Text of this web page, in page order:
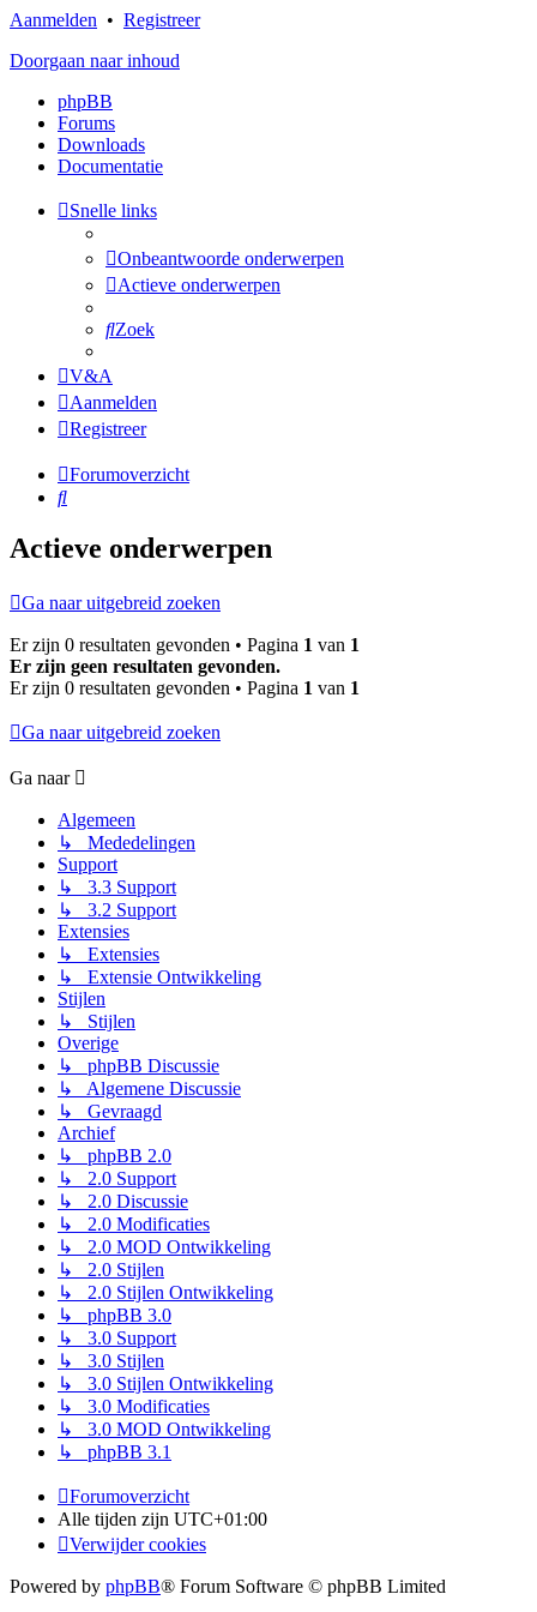
Aanmelden • Registreer
Doorgaan naar inhoud
phpBB
Forums
Downloads
Documentatie
Snelle links
Onbeantwoorde onderwerpen
Actieve onderwerpen
Zoek
V&A
Aanmelden
Registreer
Forumoverzicht
Zoek
Actieve onderwerpen
Ga naar uitgebreid zoeken
Er zijn 0 resultaten gevonden • Pagina 1 van 1
Er zijn geen resultaten gevonden.
Er zijn 0 resultaten gevonden • Pagina 1 van 1
Ga naar uitgebreid zoeken
Ga naar
Algemeen
↳ Mededelingen
Support
↳ 3.3 Support
↳ 3.2 Support
Extensies
↳ Extensies
↳ Extensie Ontwikkeling
Stijlen
↳ Stijlen
Overige
↳ phpBB Discussie
↳ Algemene Discussie
↳ Gevraagd
Archief
↳ phpBB 2.0
↳ 2.0 Support
↳ 2.0 Discussie
↳ 2.0 Modificaties
↳ 2.0 MOD Ontwikkeling
↳ 2.0 Stijlen
↳ 2.0 Stijlen Ontwikkeling
↳ phpBB 3.0
↳ 3.0 Support
↳ 3.0 Stijlen
↳ 3.0 Stijlen Ontwikkeling
↳ 3.0 Modificaties
↳ 3.0 MOD Ontwikkeling
↳ phpBB 3.1
Forumoverzicht
Alle tijden zijn UTC+01:00
Verwijder cookies
Powered by phpBB® Forum Software © phpBB Limited